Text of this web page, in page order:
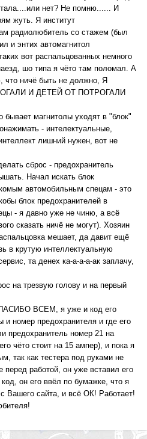
нет? Не помню...... И
жуть. Я институт
радиолюбитель со стажем (был
и энтих автомагнитол
вот распальцованных немного
шо типа я чёто там поломал. А
что ничё быть не должно, Я
И ДЕТЕЙ ОТ ПОТРОГАЛИ
магнитолы уходят в "блок"
- интелектуальные,
лишний нужен, вот не
сброс - предохранитель
Начал искать блок
автомобильным спецам - это
блок предохранителей в
- я давно уже не чиню, а всё
сказать ничё не могут). Хозяин
мешает, да давит ещё
в крутую интеллектуальную
та денех ка-а-а-а-ак заплачу,
на трезвую голову и на первый
ВСЕМ, я уже и код его
номер предохранителя и где его
предохранитель номер 21 на
чёто стоит на 15 ампер), и пока я
так как тестера под руками не
работой, он уже вставил его
он его ввёл по бумажке, что я
Вашего сайта, и всё ОК! Работает!